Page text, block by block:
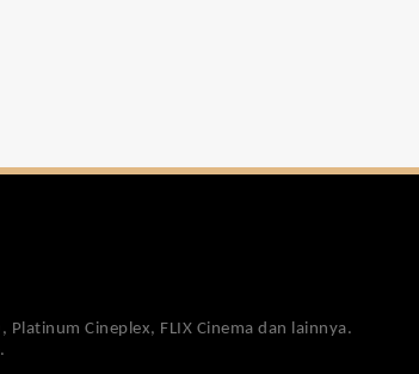
Cineplex, FLIX Cinema dan lainnya.